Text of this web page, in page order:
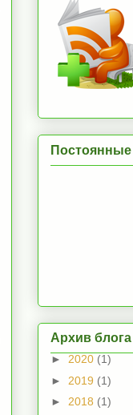
Постоянные
Архив блога
► 2020 (1)
► 2019 (1)
► 2018 (1)